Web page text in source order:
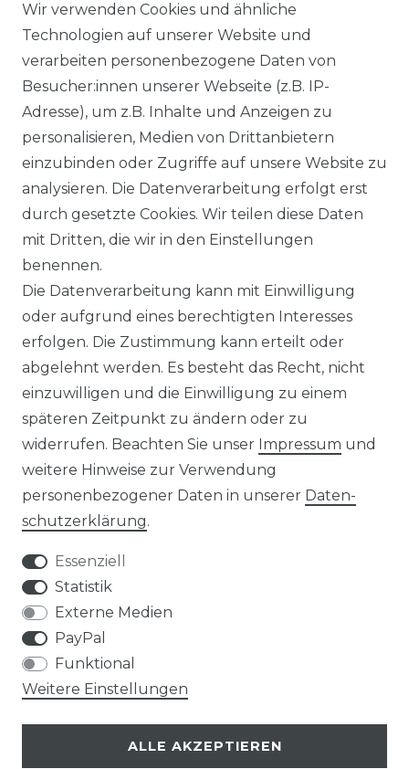
WIDERRUFSRECHT
WIDERRUFSFORMULAR
DATENSCHUTZERKLÄRUNG
INFORMATIONEN & SERVICE
BLOG
ZAHLUNG & VERSAND
AUFBAUANLEITUNGEN
TIPS & TRICKS
HINWEIS ZUR BATTERIEENTSORGUNG
VERPACKUNGSHINWEISE
ÜBER UNS
UNSER TEAM
IHRE VORTEILE
LOB & KRITIK
Wir verwenden Cookies und ähnliche
Technologien auf unserer Website und
verarbeiten personenbezogene Daten von
Besucher:innen unserer Webseite (z.B. IP-
Adresse), um z.B. Inhalte und Anzeigen zu
personalisieren, Medien von Drittanbietern
einzubinden oder Zugriffe auf unsere Website zu
analysieren. Die Datenverarbeitung erfolgt erst
durch gesetzte Cookies. Wir teilen diese Daten
mit Dritten, die wir in den Einstellungen
benennen.
Die Datenverarbeitung kann mit Einwilligung
oder aufgrund eines berechtigten Interesses
erfolgen. Die Zustimmung kann erteilt oder
abgelehnt werden. Es besteht das Recht, nicht
einzuwilligen und die Einwilligung zu einem
späteren Zeitpunkt zu ändern oder zu
widerrufen. Beachten Sie unser Impressum und
weitere Hinweise zur Verwendung
personenbezogener Daten in unserer Daten­
schutz­erklärung.
Essenziell
Statistik
Externe Medien
PayPal
Funktional
Weitere Einstellungen
ALLE AKZEPTIEREN